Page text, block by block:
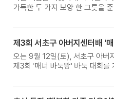
가득한 두 가지 보양 한 그릇을
오는 9월 12일(토), 서초구 아버
제3회 '매너 바둑왕' 바둑 대회를